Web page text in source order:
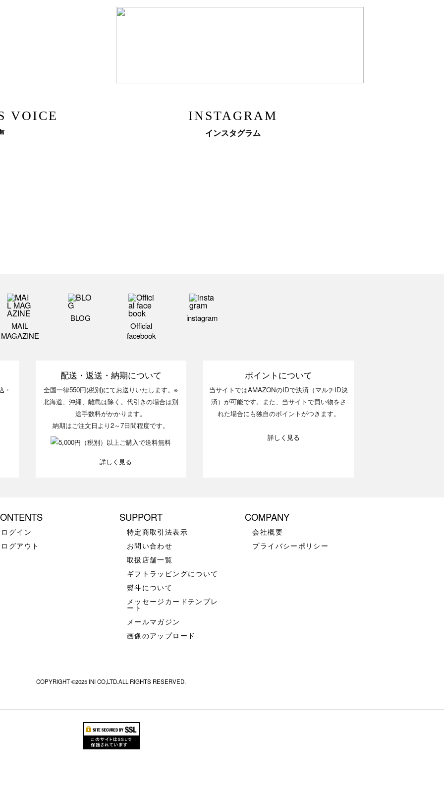
VOICE INSTAGRAM
インスタグラム
MAIL
MAGAZINE
BLOG
Official
facebook
instagram
・
配送・返送・納期について
全国一律550円(税別)にてお送りいたします。※
北海道、沖縄、離島は除く。代引きの場合は別
途手数料がかかります。
納期はご注文日より2～7日間程度です。
詳しく見る
ポイントについて
当サイトではAMAZONのIDで決済（マルチID決
済）が可能です。また、当サイトで買い物をさ
れた場合にも独自のポイントがつきます。
詳しく見る
ログイン
ログアウト
SUPPORT
特定商取引法表示
お問い合わせ
取扱店舗一覧
ギフトラッピングについて
熨斗について
メッセージカードテンプレ
ート
メールマガジン
画像のアップロード
COMPANY
会社概要
プライバシーポリシー
COPYRIGHT ©2025 INI CO,LTD.ALL RIGHTS RESERVED.